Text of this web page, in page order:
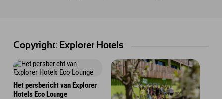
Copyright: Explorer Hotels
Het persbericht van Explorer
Hotels Eco Lounge